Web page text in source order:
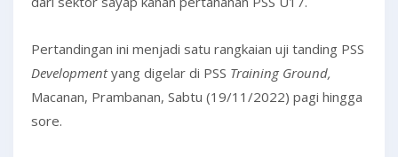
Pertandingan ini menjadi satu rangkaian uji tanding PSS
Developmentyang digelar di PSS Training Ground,
Macanan, Prambanan, Sabtu (19/11/2022) pagi hingga
sore.